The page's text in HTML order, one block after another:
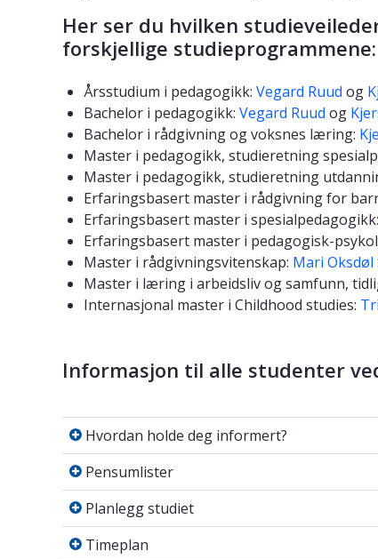
Her ser du hvilken
forskjellige studieprogrammene:
Årsstudium i pedagogikk: Vegard Ruud og
Bachelor i pedagogikk: Vegard Ruud og
Bachelor i rådgivning og voksnes læring:
Master i pedagogikk, studieretning
Master i pedagogikk, studieretning
Erfaringsbasert master i rådgivning for
Erfaringsbasert master i spesialpedagogikk:
Erfaringsbasert master i pedagogisk-
Master i rådgivningsvitenskap: Mari Oksdøl
Master i læring i arbeidsliv og samfunn,
Internasjonal master i Childhood studies:
Informasjon til alle studenter
Hvordan holde deg informert?
Hvordan holde deg informert?
Pensumlister
Pensumlister
Planlegg studiet
Planlegg studiet
Timeplan
Timeplan